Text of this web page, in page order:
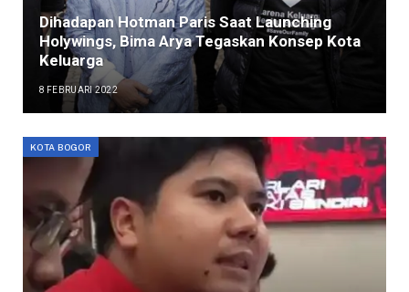
Dihadapan Hotman Paris Saat Launching
Holywings, Bima Arya Tegaskan Konsep Kota
Keluarga
8 FEBRUARI 2022
KOTA BOGOR